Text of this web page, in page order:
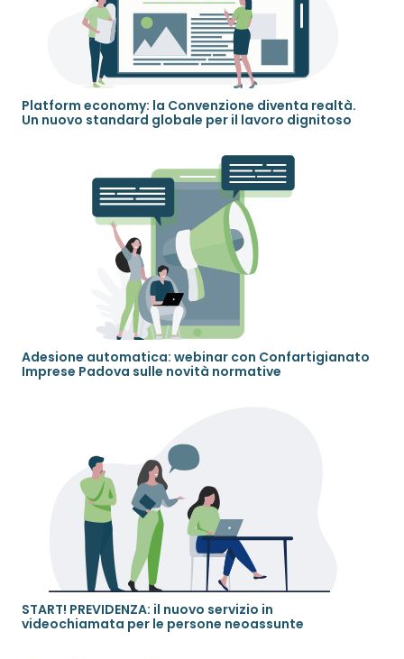
Platform economy: la Convenzione diventa realtà.
Un nuovo standard globale per il lavoro dignitoso
Adesione automatica: webinar con Confartigianato
Imprese Padova sulle novità normative
START! PREVIDENZA: il nuovo servizio in
videochiamata per le persone neoassunte